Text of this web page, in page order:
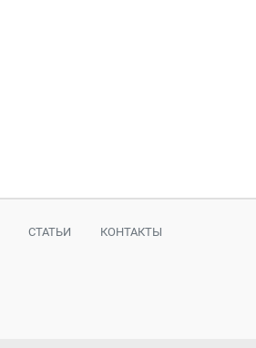
СТАТЬИ КОНТАКТЫ